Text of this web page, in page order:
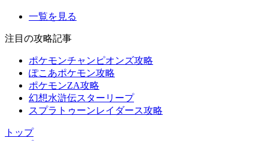
一覧を見る
注目の攻略記事
ポケモンチャンピオンズ攻略
ぽこあポケモン攻略
ポケモンZA攻略
幻想水滸伝スターリープ
スプラトゥーンレイダース攻略
トップ